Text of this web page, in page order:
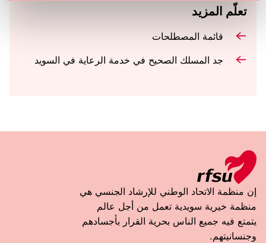
تعلّم المزيد
قائمة المصطلحات
جد المسلك الصحيح في خدمة الرعاية في السويد
إن منظمة الاتحاد الوطني للإرشاد الجنسي هي
منظمة خيرية سويدية تعمل من أجل عالم
يتمتع فيه جميع الناس بحرية القرار بأجسادهم
وجنسانيتهم.